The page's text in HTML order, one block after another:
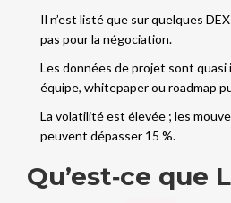
Il n’est listé que sur quelques
pas pour la négociation.
Les données de projet sont
équipe, whitepaper ou roadmap
La volatilité est élevée ; les
peuvent dépasser 15 %.
Qu’est‑ce que